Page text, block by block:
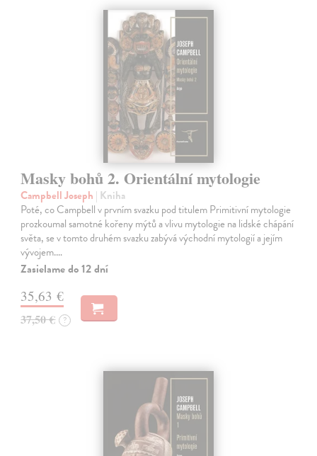
Masky bohů 2. Orientální mytologie
Campbell Joseph | Kniha
Poté, co Campbell v prvním svazku pod titulem Primitivní mytologie
prozkoumal samotné kořeny mýtů a vlivu mytologie na lidské chápání
světa, se v tomto druhém svazku zabývá východní mytologií a jejím
vývojem.…
Zasielame do 12 dní
35,63 €
37,50 € ?